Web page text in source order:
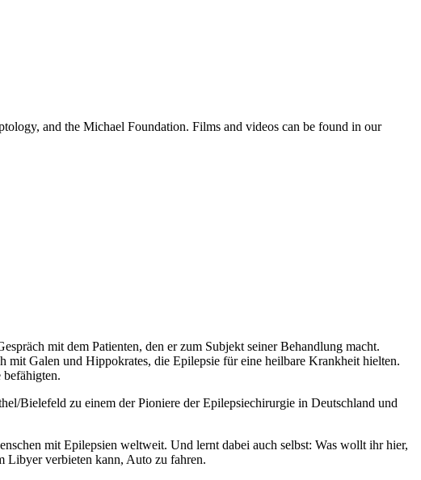
and the Michael Foundation. Films and videos can be found in our
mit dem Patienten, den er zum Subjekt seiner Behandlung macht.
mit Galen und Hippokrates, die Epilepsie für eine heilbare Krankheit hielten.
Bielefeld zu einem der Pioniere der Epilepsiechirurgie in Deutschland und
mit Epilepsien weltweit. Und lernt dabei auch selbst: Was wollt ihr hier,
Libyer verbieten kann, Auto zu fahren.